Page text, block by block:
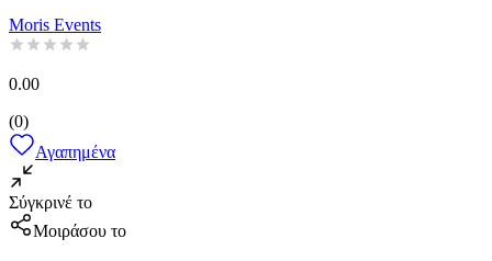
Moris Events
0.00
(0)
Αγαπημένα
Σύγκρινέ το
Μοιράσου το